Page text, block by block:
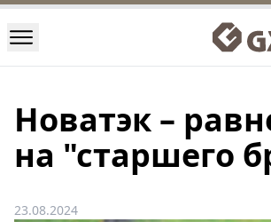
Новатэк –
на "старшего
23.08.2024